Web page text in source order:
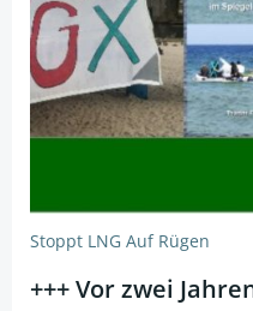
Stoppt LNG Auf Rügen
+++ Vor zwei